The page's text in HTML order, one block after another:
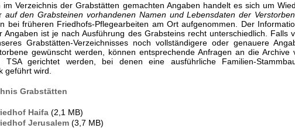
im Verzeichnis der Grabstätten gemachten Angaben handelt es sich um
auf den Grabsteinen vorhandenen Namen und Lebensdaten der
bei früheren Friedhofs-Pflegearbeiten am Ort aufgenommen. Der
Angaben ist je nach Ausführung des Grabsteins recht unterschiedlich. Falls
Grabstätten-Verzeichnisses noch vollständigere oder genauere
gewünscht werden, können entsprechende Anfragen an die Archive
TSA gerichtet werden, bei denen eine ausführliche Familien-
geführt wird.
Grabstätten
Haifa (2,1 MB)
Jerusalem (3,7 MB)